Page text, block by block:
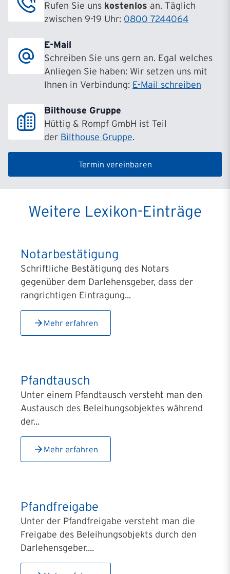
Rufen Sie uns kostenlos an. Täglich
zwischen 9-19 Uhr: 0800 7244064
E-Mail
Schreiben Sie uns gern an. Egal welches
Anliegen Sie haben: Wir setzen uns mit
Ihnen in Verbindung: E-Mail schreiben
Bilthouse Gruppe
Hüttig & Rompf GmbH ist Teil
der Bilthouse Gruppe.
Termin vereinbaren
Weitere Lexikon-Einträge
Notarbestätigung
Schriftliche Bestätigung des Notars
gegenüber dem Darlehensgeber, dass der
rangrichtigen Eintragung...
Mehr erfahren
Pfandtausch
Unter einem Pfandtausch versteht man den
Austausch des Beleihungsobjektes während
der...
Mehr erfahren
Pfandfreigabe
Unter der Pfandfreigabe versteht man die
Freigabe des Beleihungsobjekts durch den
Darlehensgeber....